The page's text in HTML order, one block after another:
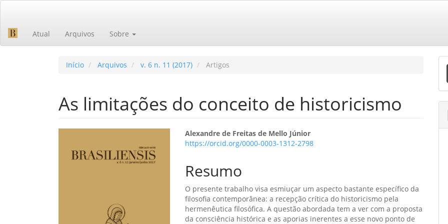
principal
Barra
Atual Arquivos Sobre
Início Arquivos v. 6 n. 11 (2017) Artigos
As limitações do conceito de historicismo
lateral
Conteúdo
do
artigo
principal
Alexandre de Freitas de Mello Júnior
https://orcid.org/0000-0003-1312-2798
Resumo
O presente trabalho visa esmiuçar um aspecto bastante específico da
filosofia contemporânea: a recepção crítica do historicismo pela
hermenêutica filosófica. A questão abordada tem a ver com a proposta
da consciência histórica e as aporias inerentes a esse novo ponto de